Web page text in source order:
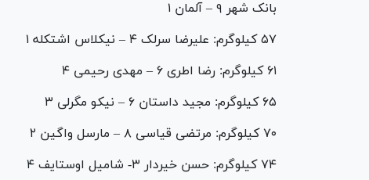
بانک شهر ۹ – آلمان ۱
۵۷ کیلوگرم: علیرضا سرلک ۴ – نیکلاس اشتکله ۱
۶۱ کیلوگرم: رضا اطری ۶ – مهدی رحیمی ۴
۶۵ کیلوگرم: مجید داستان ۶ – نیکو مگرلی ۳
۷۰ کیلوگرم: مرتضی قیاسی ۸ – مارسل واگین ۲
۷۴ کیلوگرم: حسن خیردار ۳- شامیل اوستایف ۴